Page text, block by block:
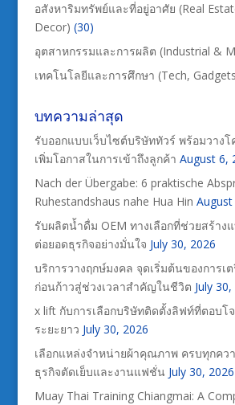
อสังหาริมทรัพย์และที่อยู่อาศัย (Real
Decor) (30)
อุตสาหกรรมและการผลิต (Industrial &
เทคโนโลยีและการศึกษา (Tech,
บทความล่าสุด
รับออกแบบเว็บไซต์บริษัททัวร์ พร้อมวางโ
เพิ่มโอกาสในการเข้าถึงลูกค้า August 6,
Nach der Übergabe: 6 praktische
Ruhestandshaus nahe Hua Hin
รับผลิตน้ำดื่ม OEM ทางเลือกที่ช่วยสร้าง
ต่อยอดธุรกิจอย่างมั่นใจ July 30, 2026
บริการวางฤกษ์มงคล จุดเริ่มต้นของการเ
ก่อนก้าวสู่ช่วงเวลาสำคัญในชีวิต July
x lift กับการเลือกบริษัทติดตั้งลิฟท์ที่ตอบโ
ระยะยาว July 30, 2026
เลือกแหล่งจำหน่ายผ้าคุณภาพ ครบทุกคว
ธุรกิจตัดเย็บและงานแฟชั่น July 30, 2026
Muay Thai Training Chiangmai: A